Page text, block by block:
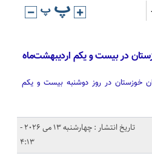
در‌ بیست و یکم اردیبهشت‌ماه
خوزستان در روز دوشنبه بیست و یکم
تاریخ انتشار : چهارشنبه 13 می 2026 -
4:13